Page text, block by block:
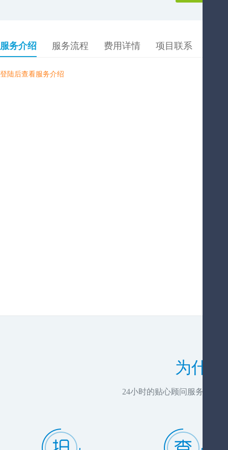
服务介绍 服务流程 费用详情 项目联系
登陆后查看服务介绍
为什
24小时的贴心顾问服务，推